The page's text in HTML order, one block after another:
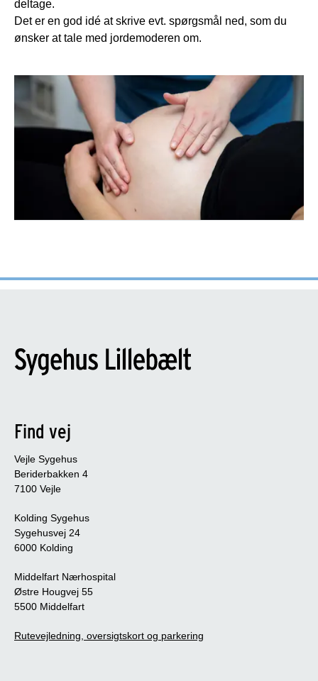
deltage.
Det er en god idé at skrive evt. spørgsmål ned, som du
ønsker at tale med jordemoderen om.
Find vej
Vejle Sygehus
Beriderbakken 4
7100 Vejle
Kolding Sygehus
Sygehusvej 24
6000 Kolding
Middelfart Nærhospital
Østre Hougvej 55
5500 Middelfart
Rutevejledning, oversigtskort og parkering